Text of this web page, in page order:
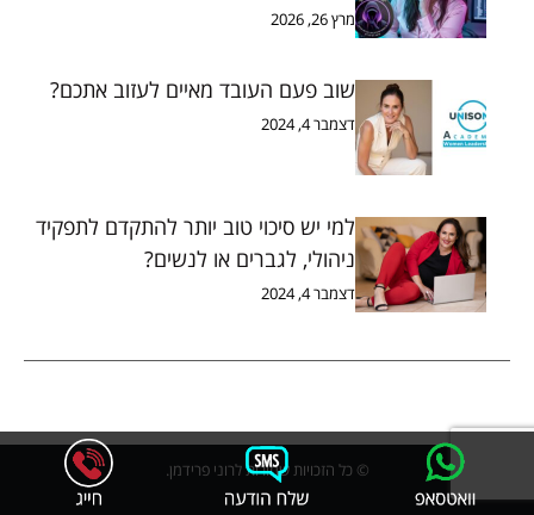
מרץ 26, 2026
שוב פעם העובד מאיים לעזוב אתכם?
דצמבר 4, 2024
למי יש סיכוי טוב יותר להתקדם לתפקיד
ניהולי, לגברים או לנשים?
דצמבר 4, 2024
© כל הזכויות שמורות לרוני פרידמן.